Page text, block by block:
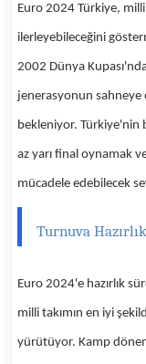
Euro 2024 Türkiye, milli
ilerleyebileceğini
2002 Dünya
jenerasyonun sahneye
bekleniyor. Türkiye'nin
az yarı final oynamak
mücadele edebilecek
Turnuva
Euro 2024'e hazırlık
milli takımın en iyi
yürütüyor. Kamp